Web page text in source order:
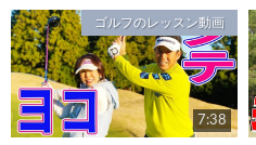
ゴルフのレッスン動画
7:38